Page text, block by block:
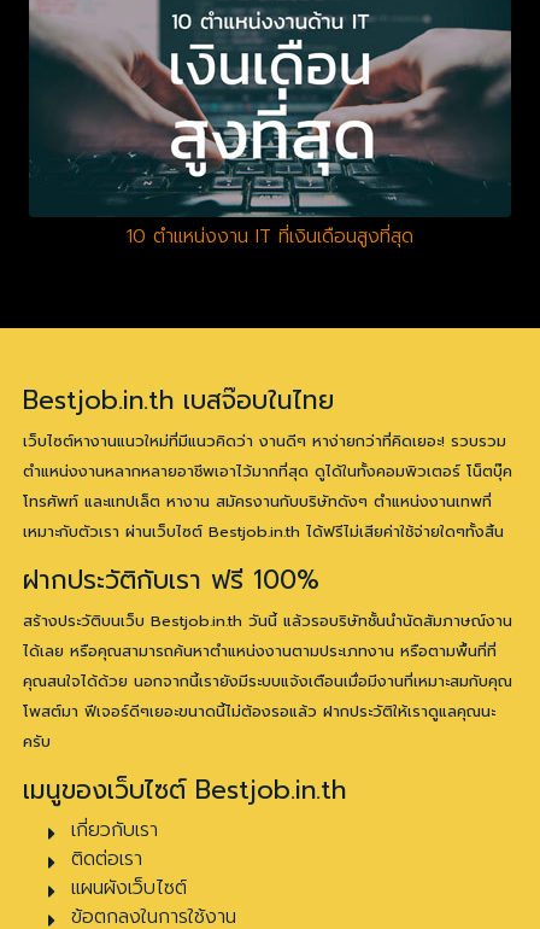
10 ตำแหน่งงาน IT ที่เงินเดือนสูงที่สุด
Bestjob.in.th เบสจ๊อบในไทย
เว็บไซต์หางานแนวใหม่ที่มีแนวคิดว่า งานดีๆ หาง่ายกว่าที่คิดเยอะ! รวบรวม
ตำแหน่งงานหลากหลายอาชีพเอาไว้มากที่สุด ดูได้ในทั้งคอมพิวเตอร์ โน็ตบุ๊ค
โทรศัพท์ และแทปเล็ต หางาน สมัครงานกับบริษัทดังๆ ตำแหน่งงานเทพที่
เหมาะกับตัวเรา ผ่านเว็บไซต์ Bestjob.in.th ได้ฟรีไม่เสียค่าใช้จ่ายใดๆทั้งสิ้น
ฝากประวัติกับเรา ฟรี 100%
สร้างประวัติบนเว็บ Bestjob.in.th วันนี้ แล้วรอบริษัทชั้นนำนัดสัมภาษณ์งาน
ได้เลย หรือคุณสามารถค้นหาตำแหน่งงานตามประเภทงาน หรือตามพื้นที่ที่
คุณสนใจได้ด้วย นอกจากนี้เรายังมีระบบแจ้งเตือนเมื่อมีงานที่เหมาะสมกับคุณ
โพสต์มา ฟีเจอร์ดีๆเยอะขนาดนี้ไม่ต้องรอแล้ว ฝากประวัติให้เราดูแลคุณนะ
ครับ
เมนูของเว็บไซต์ Bestjob.in.th
เกี่ยวกับเรา
ติดต่อเรา
แผนผังเว็บไซต์
ข้อตกลงในการใช้งาน